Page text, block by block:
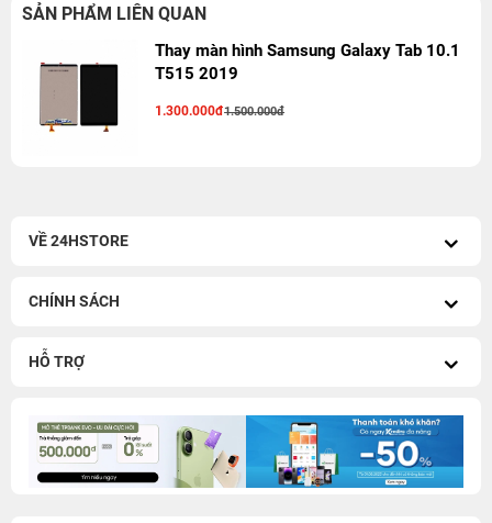
SẢN PHẨM LIÊN QUAN
Thay màn hình Samsung Galaxy Tab 10.1
T515 2019
1.300.000đ1.500.000đ
VỀ 24HSTORE
CHÍNH SÁCH
HỖ TRỢ